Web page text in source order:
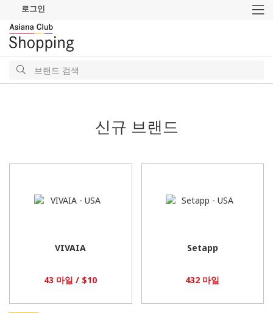
로그인
검
색검
신규 브랜드
VIVAIA
43 마일 / $10
Setapp
432 마일